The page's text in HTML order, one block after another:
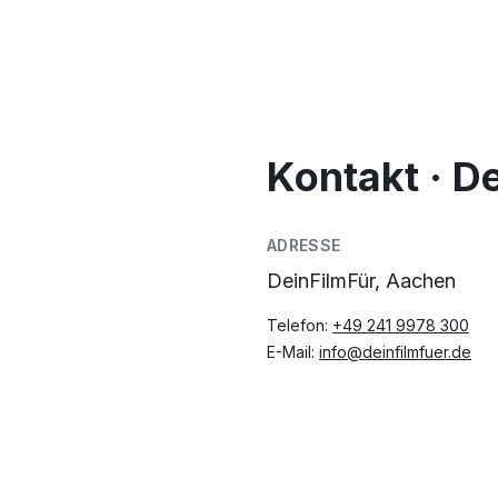
Kontakt ·
ADRESSE
DeinFilmFür, Aachen
Telefon: +49 241 9978 300
E-Mail: info@deinfilmfuer.de